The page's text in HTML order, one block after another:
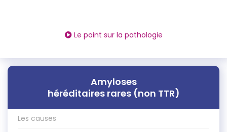
Le point sur la pathologie
Amyloses
héréditaires rares (non TTR)
Les causes